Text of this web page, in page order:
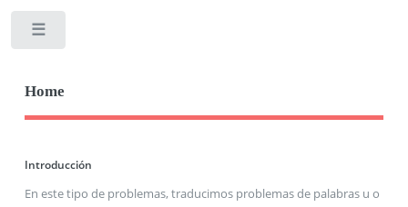
Home
Introducción
En este tipo de problemas, traducimos problemas de palabras u o